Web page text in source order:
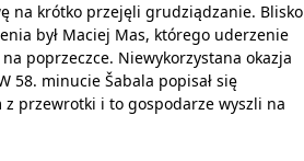
na krótko przejęli grudziądzanie. Blisko
był Maciej Mas, którego uderzenie
na poprzeczce. Niewykorzystana okazja
58. minucie Šabala popisał się
z przewrotki i to gospodarze wyszli na